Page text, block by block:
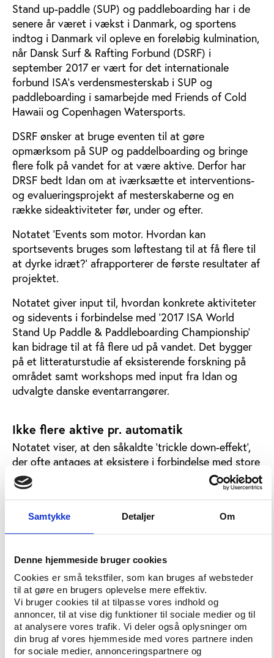
Samtykke Detaljer Om
Denne hjemmeside bruger cookies
Cookies er små tekstfiler, som kan bruges af websteder
til at gøre en brugers oplevelse mere effektiv.
Vi bruger cookies til at tilpasse vores indhold og
annoncer, til at vise dig funktioner til sociale medier og til
at analysere vores trafik. Vi deler også oplysninger om
din brug af vores hjemmeside med vores partnere inden
for sociale medier, annonceringspartnere og
Stand up-paddle (SUP) og paddleboarding har i de
senere år været i vækst i Danmark, og sportens
indtog i Danmark vil opleve en foreløbig kulmination,
når Dansk Surf & Rafting Forbund (DSRF) i
september 2017 er vært for det internationale
forbund ISA’s verdensmesterskab i SUP og
paddleboarding i samarbejde med Friends of Cold
Hawaii og Copenhagen Watersports.
DSRF ønsker at bruge eventen til at gøre
opmærksom på SUP og paddelboarding og bringe
flere folk på vandet for at være aktive. Derfor har
DRSF bedt Idan om at iværksætte et interventions-
og evalueringsprojekt af mesterskaberne og en
række sideaktiviteter før, under og efter.
Notatet 'Events som motor. Hvordan kan
sportsevents bruges som løftestang til at få flere til
at dyrke idræt?’ afrapporterer de første resultater af
projektet.
Notatet giver input til, hvordan konkrete aktiviteter
og sidevents i forbindelse med ’2017 ISA World
Stand Up Paddle & Paddleboarding Championship’
kan bidrage til at få flere ud på vandet. Det bygger
på et litteraturstudie af eksisterende forskning på
området samt workshops med input fra Idan og
udvalgte danske eventarrangører.
Ikke flere aktive pr. automatik
Notatet viser, at den såkaldte ’trickle down-effekt’,
der ofte antages at eksistere i forbindelse med store
sportsevent eller gode sportslige resultater, må
anses som et potentiale og ikke en ’naturlov’. Det
konkludere, at afholdelsen af events giver flere
aktive pr. automatik.
Derudover peger notatet på, at
medieopmærksomhed i forbindelse med en event
heller i sig selv vil resultere i øget, langtidsholdbar
interesse for en idrætsaktivitet.
En stor idrætsevent er ganske vist et afsæt for at
promovere aktiviteten for offentligheden, men det er